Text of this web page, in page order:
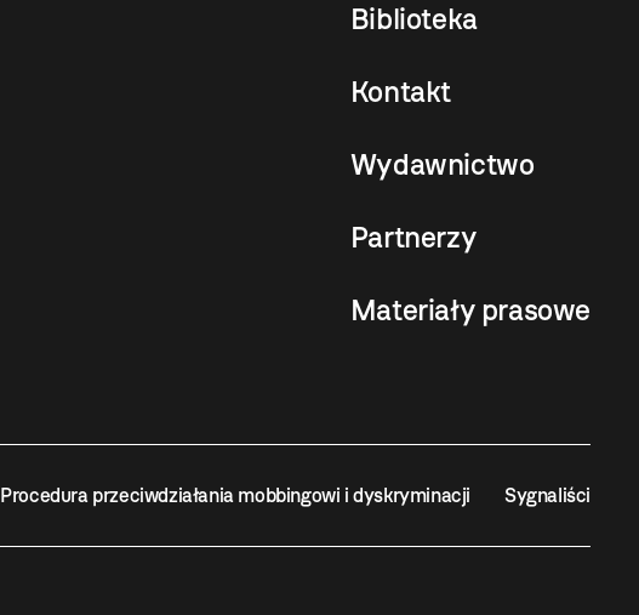
Biblioteka
Kontakt
Wydawnictwo
Partnerzy
Materiały prasowe
Procedura przeciwdziałania mobbingowi i dyskryminacji Sygnaliści